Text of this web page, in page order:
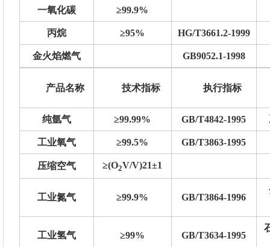
一氧化碳 ≥99.9%
丙烷 ≥95% HG/T3661.2-1999
金火焰燃气 GB9052.1-1998
产品名称 技术指标 执行指标
纯氩气 ≥99.99% GB/T4842-1995
工业氧气 ≥99.5% GB/T3863-1995
压缩空气 ≥(O2V/V)21±1
工业氮气 ≥99.9% GB/T3864-1996
工业氢气 ≥99% GB/T3634-1995